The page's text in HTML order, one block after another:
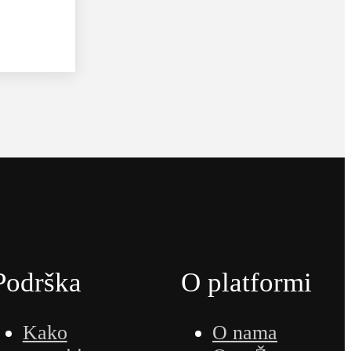
Kako
O platformi
O nama